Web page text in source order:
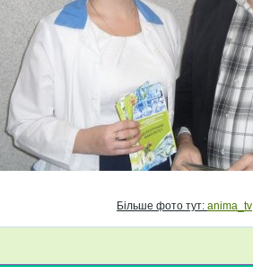
Більше фото тут: anima_tv